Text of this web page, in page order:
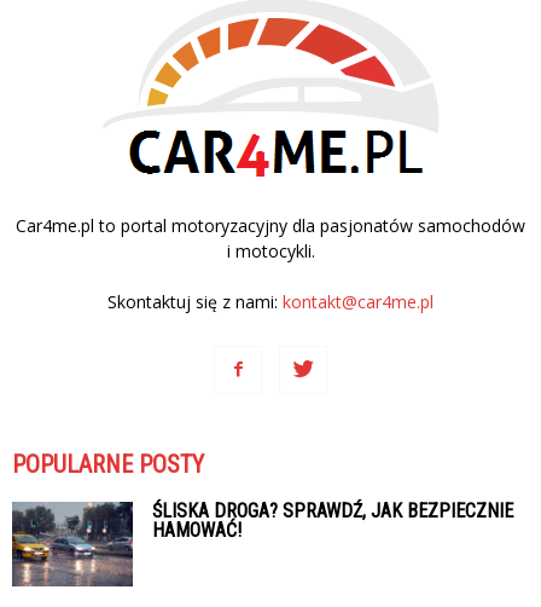
Car4me.pl to portal motoryzacyjny dla pasjonatów samochodów
i motocykli.
Skontaktuj się z nami: kontakt@car4me.pl
POPULARNE POSTY
ŚLISKA DROGA? SPRAWDŹ, JAK BEZPIECZNIE
HAMOWAĆ!